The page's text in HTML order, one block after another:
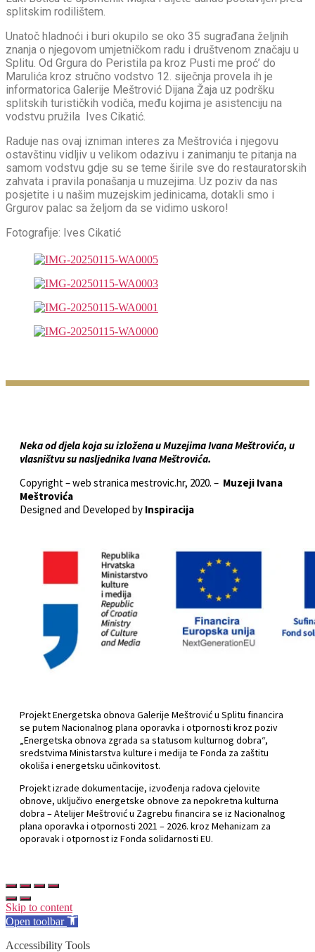
splitskim rodilištem.
Unatoč hladnoći i buri okupilo se oko 35 sugrađana željnih
znanja o njegovom umjetničkom radu i društvenom značaju u
Splitu. Od Grgura do Peristila pa kroz Pusti me proć’ do
Marulića kroz stručno vodstvo 12. siječnja provela ih je
informatorica Galerije Meštrović Dijana Žaja uz podršku
splitskih turističkih vodiča, među kojima je asistenciju na
vodstvu pružila Ives Cikatić.
Raduje nas ovaj izniman interes za Meštrovića i njegovu
ostavštinu vidljiv u velikom odazivu i zanimanju te pitanja na
samom vodstvu gdje su se teme širile sve do restauratorskih
zahvata i pravila ponašanja u muzejima. Uz poziv da nas
posjetite i u našim muzejskim jedinicama, dotakli smo i
Grgurov palac sa željom da se vidimo uskoro!
Fotografije: Ives Cikatić
Neka od djela koja su izložena u Muzejima Ivana Meštrovića, u
vlasništvu su nasljednika Ivana Meštrovića.
Copyright – web stranica mestrovic.hr, 2020. – Muzeji Ivana
Meštrovića
Designed and Developed by Inspiracija
Projekt Energetska obnova Galerije Meštrović u Splitu financira
se putem Nacionalnog plana oporavka i otpornosti kroz poziv
„Energetska obnova zgrada sa statusom kulturnog dobra“,
sredstvima Ministarstva kulture i medija te Fonda za zaštitu
okoliša i energetsku učinkovitost.
Projekt izrade dokumentacije, izvođenja radova cjelovite
obnove, uključivo energetske obnove za nepokretna kulturna
dobra – Atelijer Meštrović u Zagrebu financira se iz Nacionalnog
plana oporavka i otpornosti 2021 – 2026. kroz Mehanizam za
oporavak i otpornost iz Fonda solidarnosti EU.
Skip to content
Open toolbar
Accessibility Tools